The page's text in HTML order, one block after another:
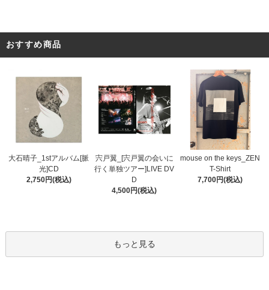
おすすめ商品
大石晴子_1stアルバム[脈
光]CD
2,750円(税込)
宍戸翼_[宍戸翼の会いに
行く単独ツアー]LIVE DV
D
4,500円(税込)
mouse on the keys_ZEN
T-Shirt
7,700円(税込)
もっと見る